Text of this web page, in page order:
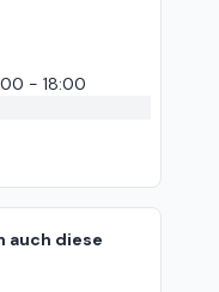
- 18:00
auch diese